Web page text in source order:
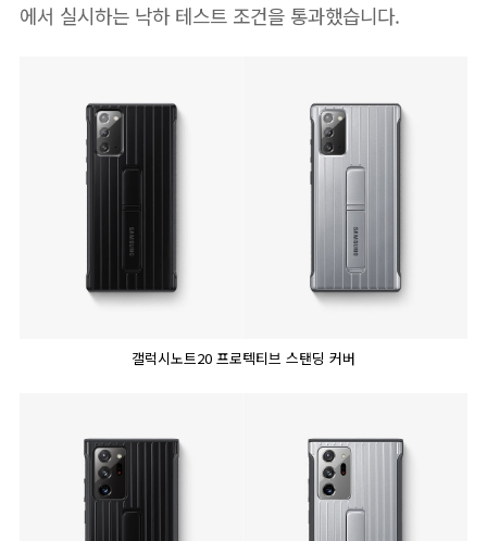
에서 실시하는 낙하 테스트 조건을 통과했습니다.
갤럭시노트20 프로텍티브 스탠딩 커버